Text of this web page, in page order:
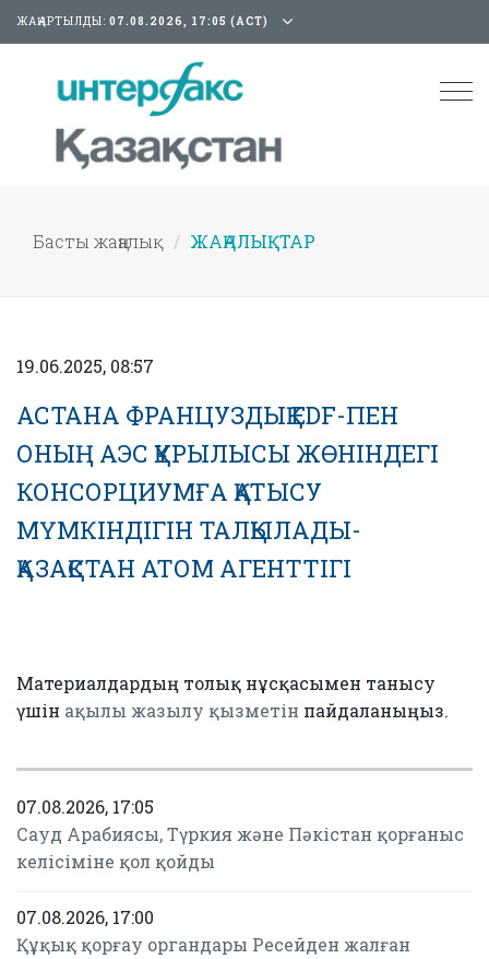
ЖАҢАРТЫЛДЫ: 07.08.2026, 17:05 (АСТ)
Басты жаңалық ЖАҢАЛЫҚТАР
19.06.2025, 08:57
АСТАНА ФРАНЦУЗДЫҚ EDF-ПЕН
ОНЫҢ АЭС ҚҰРЫЛЫСЫ ЖӨНІНДЕГІ
КОНСОРЦИУМҒА ҚАТЫСУ
МҮМКІНДІГІН ТАЛҚЫЛАДЫ-
ҚАЗАҚСТАН АТОМ АГЕНТТІГІ
Материалдардың толық нұсқасымен танысу
үшін ақылы жазылу қызметін пайдаланыңыз.
07.08.2026, 17:05
Сауд Арабиясы, Түркия және Пәкістан қорғаныс
келісіміне қол қойды
07.08.2026, 17:00
Құқық қорғау органдары Ресейден жалған